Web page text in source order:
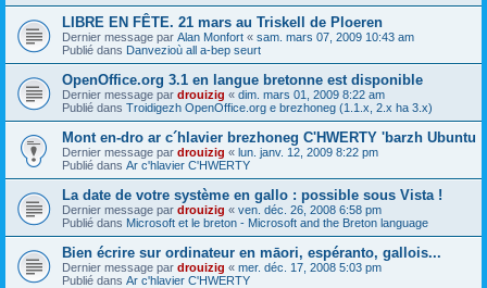
LIBRE EN FÊTE. 21 mars au Triskell de Ploeren
Dernier message par Alan Monfort « sam. mars 07, 2009 10:43 am
Publié dans Danvezioù all a-bep seurt
OpenOffice.org 3.1 en langue bretonne est disponible
Dernier message par drouizig « dim. mars 01, 2009 8:22 am
Publié dans Troidigezh OpenOffice.org e brezhoneg (1.1.x, 2.x ha 3.x)
Mont en-dro ar c´hlavier brezhoneg C'HWERTY 'barzh Ubuntu
Dernier message par drouizig « lun. janv. 12, 2009 8:22 pm
Publié dans Ar c'hlavier C'HWERTY
La date de votre système en gallo : possible sous Vista !
Dernier message par drouizig « ven. déc. 26, 2008 6:58 pm
Publié dans Microsoft et le breton - Microsoft and the Breton language
Bien écrire sur ordinateur en māori, espéranto, gallois...
Dernier message par drouizig « mer. déc. 17, 2008 5:03 pm
Publié dans Ar c'hlavier C'HWERTY